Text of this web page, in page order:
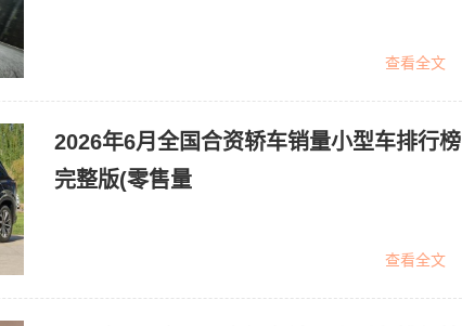
查看全文
2026年6月全国合资轿车销量小型车排行榜
完整版(零售量
查看全文